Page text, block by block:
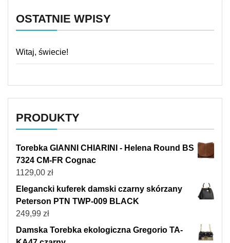
OSTATNIE WPISY
Witaj, świecie!
PRODUKTY
Torebka GIANNI CHIARINI - Helena Round BS
7324 CM-FR Cognac
1129,00 zł
Elegancki kuferek damski czarny skórzany
Peterson PTN TWP-009 BLACK
249,99 zł
Damska Torebka ekologiczna Gregorio TA-